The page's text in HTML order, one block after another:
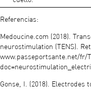
Referencias:
Medoucine.com (2018).
neurostimulation (TENS).
www.passeportsante.net/fr/
Gonse, I. (2018). Electrodes